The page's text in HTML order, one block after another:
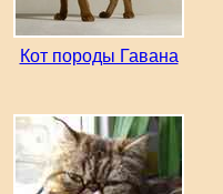
Кот породы Гавана